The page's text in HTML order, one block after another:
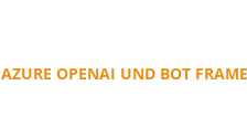
AZURE OPENAI UND BOT